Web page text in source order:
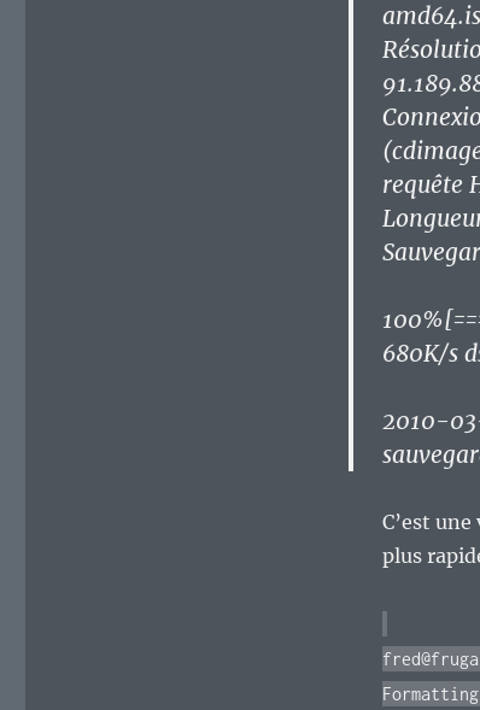
requête
680K/s
2010-
C’est
plus